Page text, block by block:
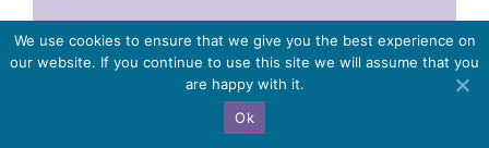
Radiateurs : guides et conseils :informations légales
We use cookies to ensure that we give you the best experience on
our website. If you continue to use this site we will assume that you
are happy with it.
Ok